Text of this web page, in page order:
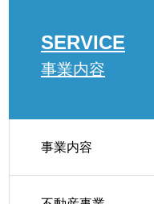
較
SERVICE
事業内容
事業内容